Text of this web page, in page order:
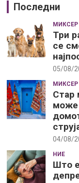
Последни
МИКСЕР
Три
се
05/08/
МИКСЕР
Стар
може
04/08/
НИЕ
Што